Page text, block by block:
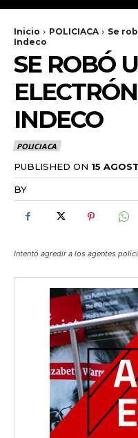
Inicio POLICIACA
Se
Indeco
SE ROBÓ
INDECO
POLICIACA
PUBLISHED ON 15
BY
Intentó agredir a los agentes